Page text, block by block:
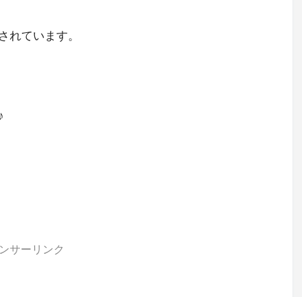
れています。
サーリンク